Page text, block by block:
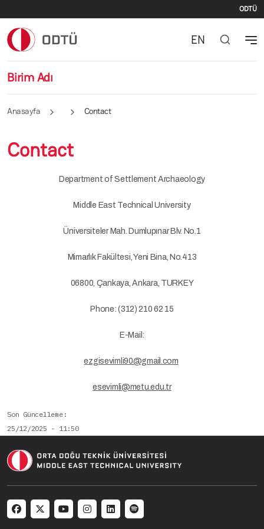
ODTÜ
Birim Adı
EN
Anasayfa Contact
Contact
Department of Settlement Archaeology
Middle East Technical University
Üniversiteler Mah. Dumlupınar Blv. No.1
Mimarlık Fakültesi, Yeni Bina, No.413
06800, Çankaya, Ankara, TURKEY
Phone: (312) 210 62 15
E-Mail:
ezgisevimli90@gmail.com
esevimli@metu.edu.tr
Son Güncelleme
25/12/2025 - 11:50
Social menu